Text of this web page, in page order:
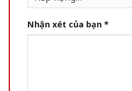
Nhận xét của bạn *